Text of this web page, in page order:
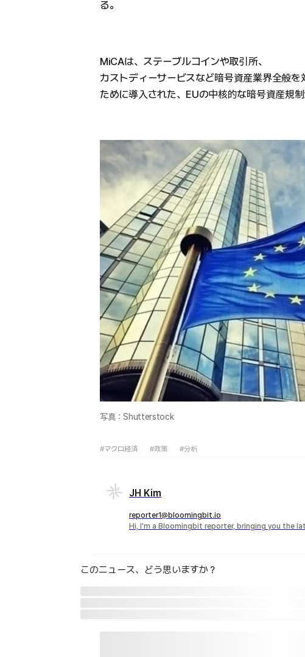
る。
MiCAは、ステーブルコインや取引所、
カストディーサービスなど暗号資産業界全般
ために導入された、EUの中核的な暗号資産規制
写真：Shutterstock
#マクロ経済 #政策 #分析
JH Kim
reporter1@bloomingbit.io
Hi, I'm a Bloomingbit reporter, bringing you the
このニュース、どう思いますか？